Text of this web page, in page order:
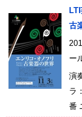
古
ー
演
ラ
番